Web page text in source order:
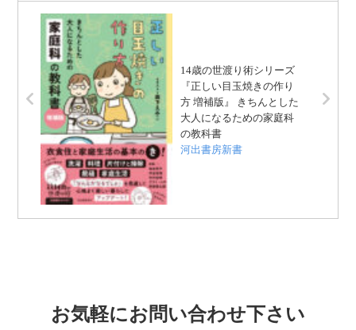
14歳の世渡り術シリーズ
『正しい目玉焼きの作り
方 増補版』 きちんとした
大人になるための家庭科
の教科書
河出書房新書
お気軽にお問い合わせ下さい